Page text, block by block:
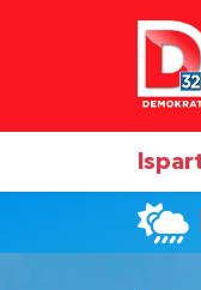
Isparta
Isparta Hava
Isparta